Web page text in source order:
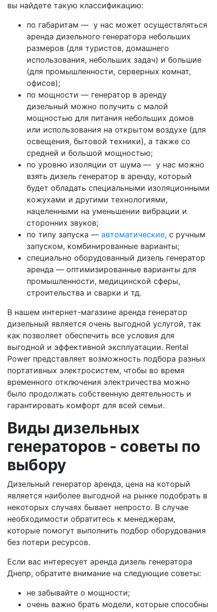
вы найдете такую классификацию:
по габаритам — у нас может осуществляться
аренда дизельного генератора небольших
размеров (для туристов, домашнего
использования, небольших задач) и большие
(для промышленности, серверных комнат,
офисов);
по мощности — генератор в аренду
дизельный можно получить с малой
мощностью для питания небольших домов
или использования на открытом воздухе (для
освещения, бытовой техники), а также со
средней и большой мощностью;
по уровню изоляции от шума — у нас можно
взять дизель генератор в аренду, который
будет обладать специальными изоляционными
кожухами и другими технологиями,
нацеленными на уменьшении вибрации и
сторонних звуков;
по типу запуска — автоматические, с ручным
запуском, комбинированные варианты;
специально оборудованный дизель генератор
аренда — оптимизированные варианты для
промышленности, медицинской сферы,
строительства и сварки и тд.
В нашем интернет-магазине аренда генератор
дизельный является очень выгодной услугой, так
как позволяет обеспечить все условия для
выгодной и эффективной эксплуатации. Rental
Power представляет возможность подбора разных
портативных электросистем, чтобы во время
временного отключения электричества можно
было продолжать собственную деятельность и
гарантировать комфорт для всей семьи.
Виды дизельных
генераторов - советы по
выбору
Дизельный генератор аренда, цена на который
является наиболее выгодной на рынке подобрать в
некоторых случаях бывает непросто. В случае
необходимости обратитесь к менеджерам,
которые помогут выполнить подбор оборудования
без потери ресурсов.
Если вас интересует аренда дизель генератора
Днепр, обратите внимание на следующие советы:
не забывайте о мощности;
очень важно брать модели, которые способны